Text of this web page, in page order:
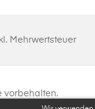
Mehrwertsteuer
vorbehalten.